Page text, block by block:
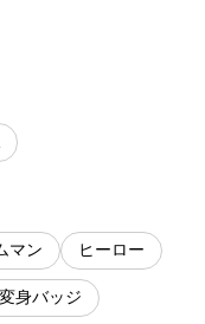
マン ヒーロー
変身バッジ